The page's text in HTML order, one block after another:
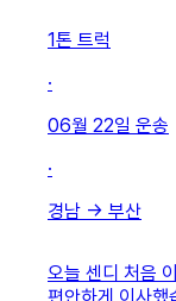
1톤 트럭
·
06월 22일 운송
·
경남 → 부산
오늘 센디 처음